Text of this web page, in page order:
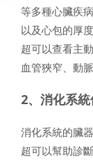
等多種心臟疾
以及心包的厚
超可以查看主
血管狹窄、動
2、消化系
消化系統的臟
超可以幫助診